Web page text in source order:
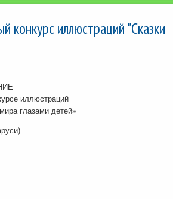
иллюстраций "Сказки
иллюстраций
глазами детей»